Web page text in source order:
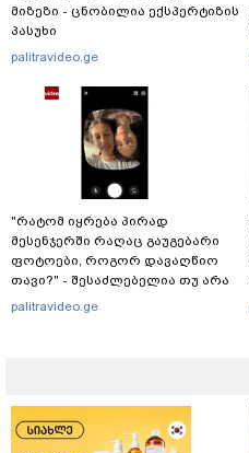
მიზეზი - ცნობილია ექსპერტიზის
პასუხი
palitravideo.ge
"რატომ იყრება პირად
მესენჯერში რაღაც გაუგებარი
ფოტოები, როგორ დავაღწიო
თავი?" - შესაძლებელია თუ არა
ამ ფუნქციის წაშლა?
palitravideo.ge